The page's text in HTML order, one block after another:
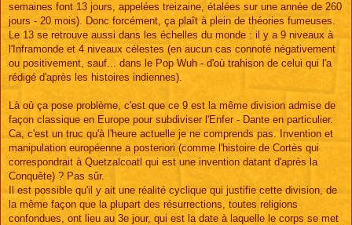
semaines font 13 jours, appelées treizaine, étalées sur une année de 260
jours - 20 mois). Donc forcément, ça plaît à plein de théories fumeuses.
Le 13 se retrouve aussi dans les échelles du monde : il y a 9 niveaux à
l'Inframonde et 4 niveaux célestes (en aucun cas connoté négativement
ou positivement, sauf... dans le Pop Wuh - d'où trahison de celui qui l'a
rédigé d'après les histoires indiennes).
Là où ça pose problème, c'est que ce 9 est la même division admise de
façon classique en Europe pour subdiviser l'Enfer - Dante en particulier.
Ca, c'est un truc qu'à l'heure actuelle je ne comprends pas. Invention et
manipulation européenne a posteriori (comme l'histoire de Cortès qui
correspondrait à Quetzalcoatl qui est une invention datant d'après la
Conquête) ? Pas sûr.
Il est possible qu'il y ait une réalité cyclique qui justifie cette division, de
la même façon que la plupart des résurrections, toutes religions
confondues, ont lieu au 3e jour, qui est la date à laquelle le corps se met